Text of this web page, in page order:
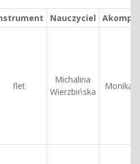
Nauczyciel
flet
Michalina
Wierzbińska
Monika